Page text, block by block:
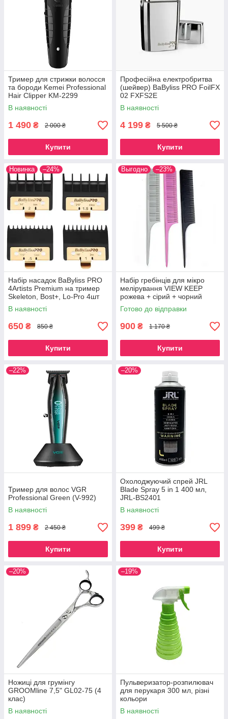
Тример для стрижки волосся
та бороди Kemei Professional
Hair Clipper KM-2299
В наявності
1 490 ₴ 2 000 ₴
Купити
Професійна електробритва
(шейвер) BaByliss PRO FoilFX
02 FXFS2E
В наявності
4 199 ₴ 5 500 ₴
Купити
Новинка –24%
Набір насадок BaByliss PRO
4Artists Premium на тример
Skeleton, Bost+, Lo-Pro 4шт
(FXPTGE)
В наявності
650 ₴ 850 ₴
Купити
Выгодно –23%
Набір гребінців для мікро
мелірування VIEW KEEP
рожева + сірий + чорний
Готово до відправки
900 ₴ 1 170 ₴
Купити
–22%
Тример для волос VGR
Professional Green (V-992)
В наявності
1 899 ₴ 2 450 ₴
Купити
–20%
Охолоджуючий спрей JRL
Blade Spray 5 in 1 400 мл,
JRL-BS2401
В наявності
399 ₴ 499 ₴
Купити
–20%
Ножиці для грумінгу
GROOMline 7,5" GL02-75 (4
клас)
В наявності
–19%
Пульверизатор-розпилювач
для перукаря 300 мл, різні
кольори
В наявності